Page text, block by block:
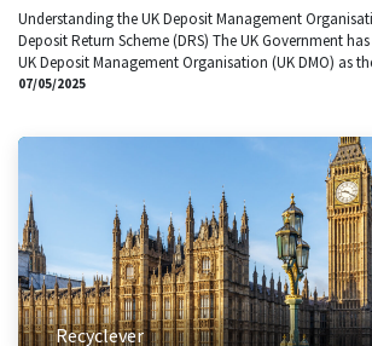
Understanding the UK Deposit Management
Deposit Return Scheme (DRS) The UK Government
UK Deposit Management Organisation (UK DMO) as
07/05/2025
Recyclever